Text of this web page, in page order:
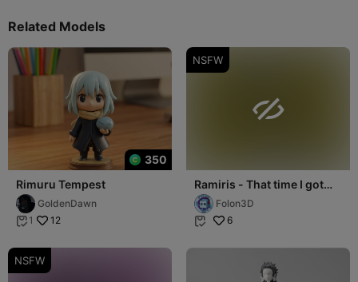
Related Models
350
Rimuru Tempest
GoldenDawn
 1 12
NSFW

Ramiris - That time I got
reincarnated as a slime
Folon3D
 6
NSFW